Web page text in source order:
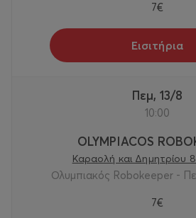
7€
Εισιτήρια
Πεμ, 13/8
10:00
OLYMPIACOS
Καραολή και Δημητρίου
Ολυμπιακός Robokeeper -
7€